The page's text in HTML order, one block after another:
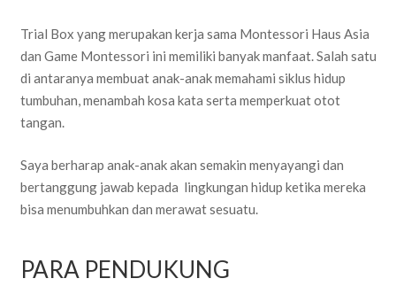
Trial Box yang merupakan kerja sama Montessori Haus Asia
dan Game Montessori ini memiliki banyak manfaat. Salah satu
di antaranya membuat anak-anak memahami siklus hidup
tumbuhan, menambah kosa kata serta memperkuat otot
tangan.
Saya berharap anak-anak akan semakin menyayangi dan
bertanggung jawab kepada lingkungan hidup ketika mereka
bisa menumbuhkan dan merawat sesuatu.
PARA PENDUKUNG